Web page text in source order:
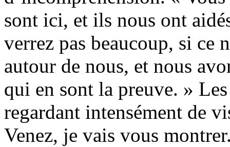
sont ici, et ils nous ont
verrez pas beaucoup, si ce
autour de nous, et nous
qui en sont la preuve. »
regardant intensément de
Venez, je vais vous